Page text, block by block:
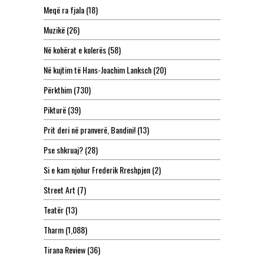
Meqë ra fjala(18)
Muzikë(26)
Në kohërat e kolerës(58)
Në kujtim të Hans-Joachim Lanksch(20)
Përkthim(730)
Pikturë(39)
Prit deri në pranverë, Bandini!(13)
Pse shkruaj?(28)
Si e kam njohur Frederik Rreshpjen(2)
Street Art (7)
Teatër(13)
Tharm(1,088)
Tirana Review(36)